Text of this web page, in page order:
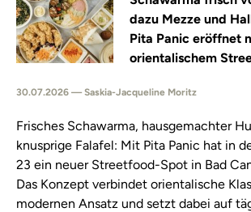
dazu Mezze und
Pita Panic eröffnet
orientalischem
30.07.2026 — Saskia-Jacqueline Moritz
Frisches Schawarma, hausgemachter
knusprige Falafel: Mit Pita Panic hat in
23 ein neuer Streetfood-Spot in Bad
Das Konzept verbindet orientalische
modernen Ansatz und setzt dabei auf